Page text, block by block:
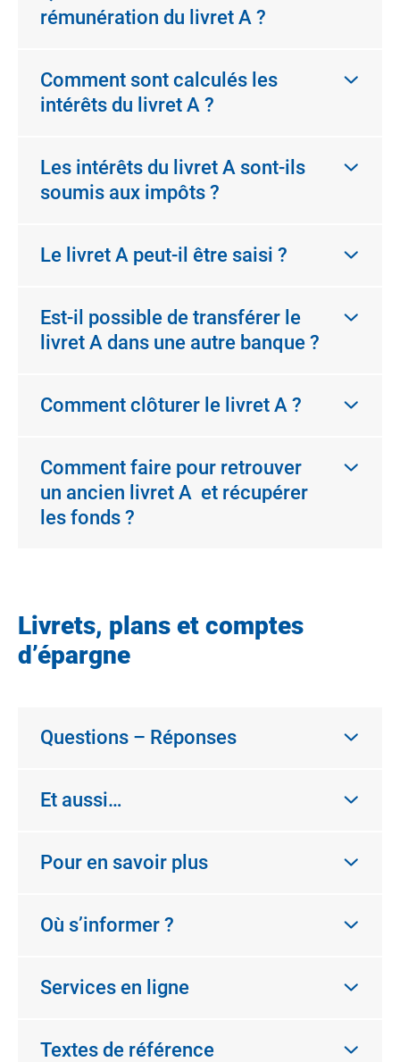
rémunération du livret A ?
Comment sont calculés les
intérêts du livret A ?
Les intérêts du livret A sont-ils
soumis aux impôts ?
Le livret A peut-il être saisi ?
Est-il possible de transférer le
livret A dans une autre banque ?
Comment clôturer le livret A ?
Comment faire pour retrouver
un ancien livret A et récupérer
les fonds ?
Livrets, plans et comptes
d’épargne
Questions – Réponses
Et aussi…
Pour en savoir plus
Où s’informer ?
Services en ligne
Textes de référence